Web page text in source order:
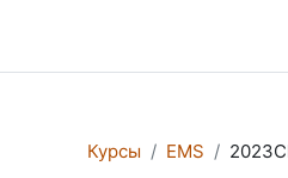
Курсы EMS